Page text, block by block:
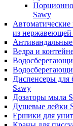
Sawy
из нержавеющей
Антивандальные
Ведра и
Диспенсеры для
Sawy
Дозаторы мыла
Душевые лейки
Ершики для